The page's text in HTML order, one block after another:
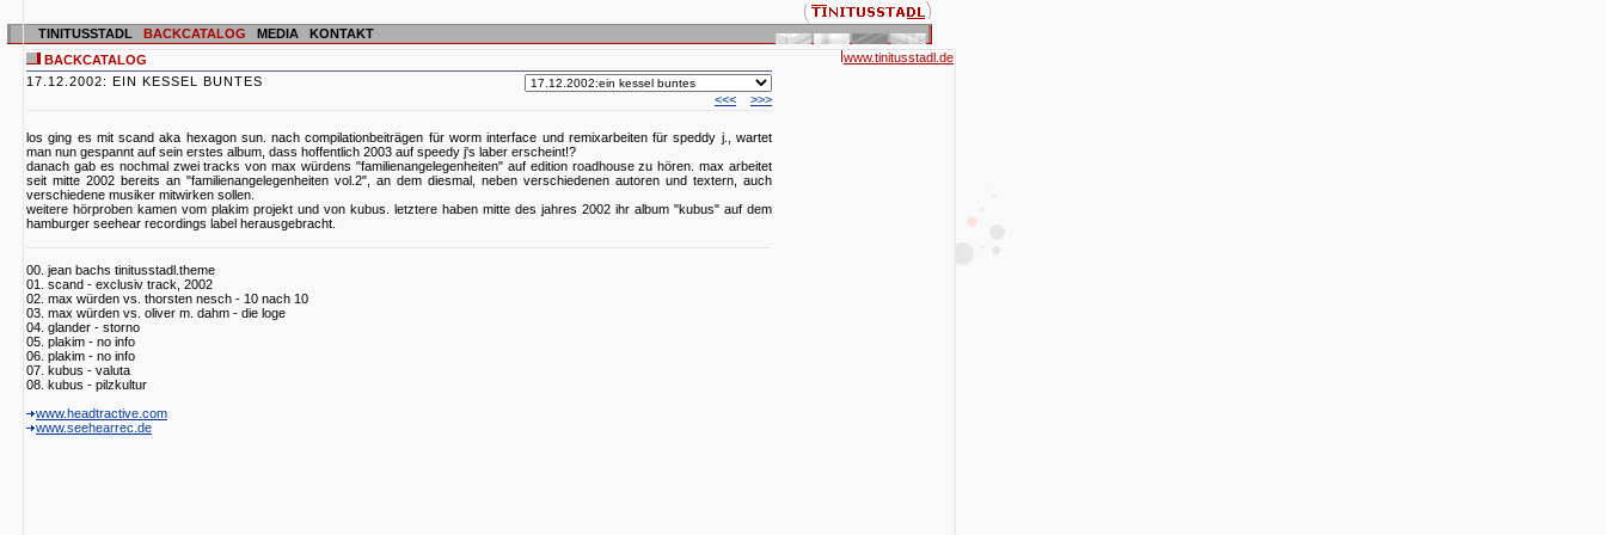
TINITUSSTADL BACKCATALOG MEDIA
KONTAKT
BACKCATALOG
17.12.2002: EIN KESSEL BUNTES
<<<
>>>
los ging es mit scand aka hexagon sun. nach compilationbeiträgen für worm interface und remixarbeiten für speddy j., wartet
man nun gespannt auf sein erstes album, dass hoffentlich 2003 auf speedy j's laber erscheint!?
danach gab es nochmal zwei tracks von max würdens "familienangelegenheiten" auf edition roadhouse zu hören. max arbeitet
seit mitte 2002 bereits an "familienangelegenheiten vol.2", an dem diesmal, neben verschiedenen autoren und textern, auch
verschiedene musiker mitwirken sollen.
weitere hörproben kamen vom plakim projekt und von kubus. letztere haben mitte des jahres 2002 ihr album "kubus" auf dem
hamburger seehear recordings label herausgebracht.
00. jean bachs tinitusstadl.theme
01. scand - exclusiv track, 2002
02. max würden vs. thorsten nesch - 10 nach 10
03. max würden vs. oliver m. dahm - die loge
04. glander - storno
05. plakim - no info
06. plakim - no info
07. kubus - valuta
08. kubus - pilzkultur
www.headtractive.com
www.seehearrec.de
www.tinitusstadl.de